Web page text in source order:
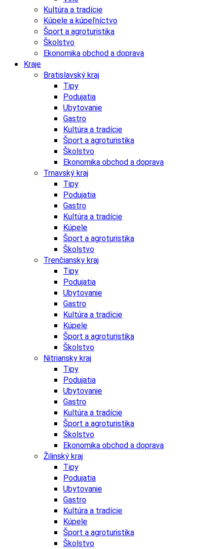
Kultúra a tradície
Kúpele a kúpeľníctvo
Šport a agroturistika
Školstvo
Ekonomika obchod a doprava
Kraje
Bratislavský kraj
Tipy
Podujatia
Ubytovanie
Gastro
Kultúra a tradície
Šport a agroturistika
Školstvo
Ekonomika obchod a doprava
Trnavský kraj
Tipy
Podujatia
Gastro
Kultúra a tradície
Kúpele
Šport a agroturistika
Školstvo
Trenčiansky kraj
Tipy
Podujatia
Ubytovanie
Gastro
Kultúra a tradície
Kúpele
Šport a agroturistika
Školstvo
Nitriansky kraj
Tipy
Podujatia
Ubytovanie
Gastro
Kultúra a tradície
Šport a agroturistika
Školstvo
Ekonomika obchod a doprava
Žilinský kraj
Tipy
Podujatia
Ubytovanie
Gastro
Kultúra a tradície
Kúpele
Šport a agroturistika
Školstvo